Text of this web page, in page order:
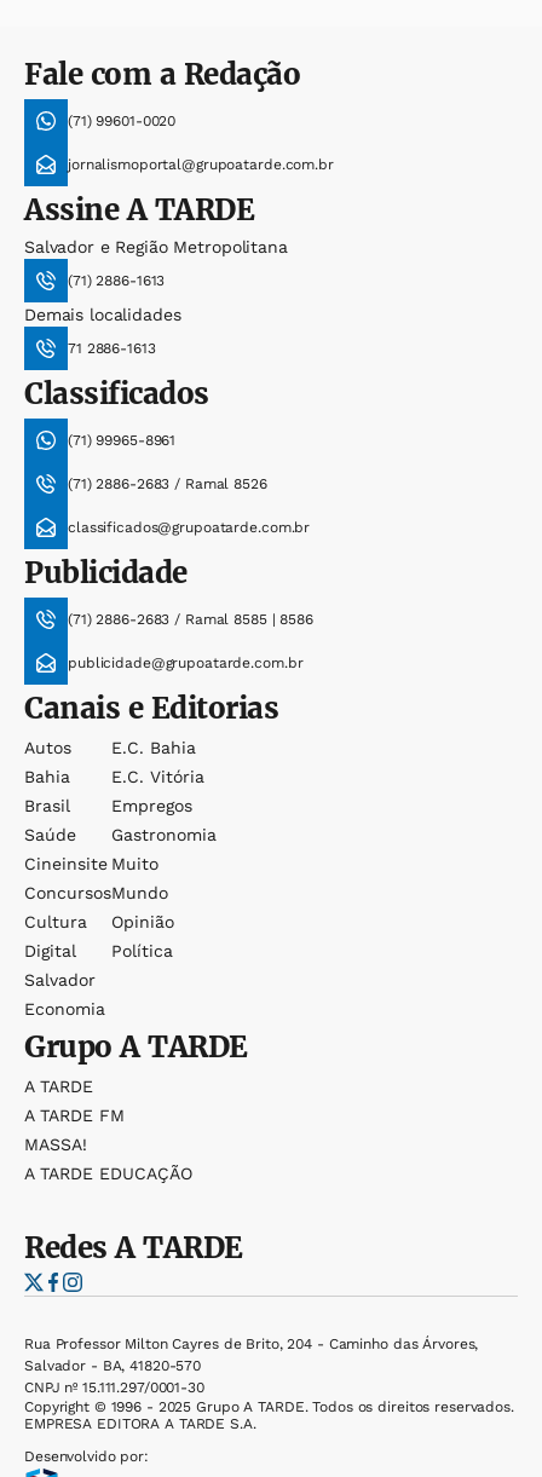
Fale com a Redação
(71) 99601-0020
jornalismoportal@grupoatarde.com.br
AssineA TARDE
Salvador e Região Metropolitana
(71) 2886-1613
Demais localidades
71 2886-1613
Classificados
(71) 99965-8961
(71) 2886-2683 / Ramal 8526
classificados@grupoatarde.com.br
Publicidade
(71) 2886-2683 / Ramal 8585 | 8586
publicidade@grupoatarde.com.br
Canais e Editorias
Autos
Bahia
Brasil
Saúde
Cineinsite
Concursos
Cultura
Digital
Salvador
Economia
E.c. Bahia
E.c. Vitória
Empregos
Gastronomia
Muito
Mundo
Opinião
Política
GrupoA TARDE
A TARDE
A TARDE FM
MASSA!
A TARDE EDUCAÇÃO
RedesA TARDE
Rua Professor Milton Cayres de Brito, 204 - Caminho das Árvores,
Salvador - BA, 41820-570
CNPJ nº 15.111.297/0001-30
Copyright © 1996 - 2025 Grupo A TARDE. Todos os direitos reservados.
EMPRESA EDITORA A TARDE S.A.
Desenvolvido por: